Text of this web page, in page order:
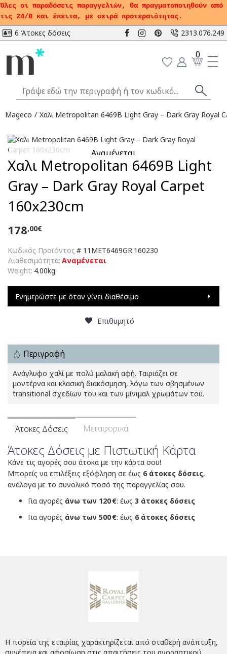
Όλες οι παραδόσεις παραγγελιών, θα πραγματοποιηθούν από
τις 24/8 και έπειτα, με σειρά προτεραιότητας.
6 Άτοκες δόσεις 2313.076.249
0
Mageco Χαλι Metropolitan 6469B Light Gray – Dark Gray Royal
Αναμένεται
Χαλι Metropolitan 6469B Light
Gray – Dark Gray Royal Carpet
160x230cm
Κωδικός Προϊόντος # 11MET6469GR.160230
Διαθεσιμότητα: Αναμένεται
Weight: 4.00kg
178,00€
Ενημερώστε με όταν γίνει διαθέσιμο
Επιθυμητό
Περιγραφή
Ανάγλυφο χαλί με πολύ μαλακή αφή. Ταιριάζει σε
μοντέρνα και κλασική διακόσμηση, λόγω των σβησμένων
transitional σχεδίων του και των μίνιμαλ χρωμάτων του.
Άτοκες Δόσεις Μεταφορικά
Άτοκες Δόσεις με Πιστωτική Κάρτα
Κάνε τις αγορές σου άτοκα με την κάρτα σου!
Μπορείς να επιλέξεις εξόφληση σε έως 6 άτοκες δόσεις,
ανάλογα με το συνολικό ποσό της παραγγελίας σου.
Για αγορές άνω των 120 €: έως 3 άτοκες δόσεις
Για αγορές άνω των 500 €: έως 6 άτοκες δόσεις
Η πορεία της εταιρίας χαρακτηρίζεται από σταθερή ανάπτυξη,